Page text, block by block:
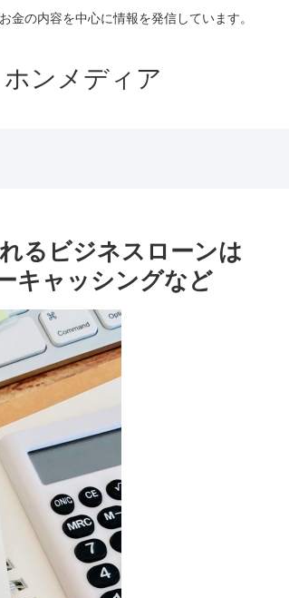
金の内容を中心に情報を発信しています。
ホンメディア
るビジネスローンは
キャッシングなど